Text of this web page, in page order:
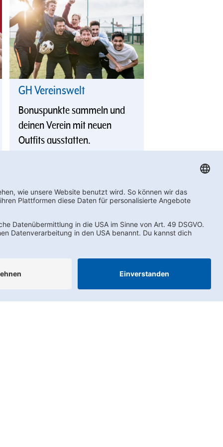
GH Vereinswelt
Bonuspunkte sammeln und
deinen Verein mit neuen
Outfits ausstatten.
AEB Compliance Impressum